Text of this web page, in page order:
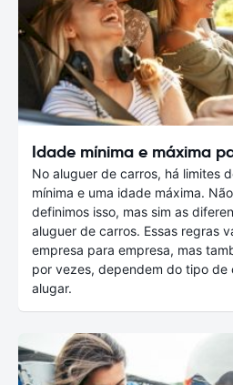
Idade mínima e máxima
No aluguer de carros, há limites
mínima e uma idade máxima.
definimos isso, mas sim as
aluguer de carros. Essas regras
empresa para empresa, mas
por vezes, dependem do tipo de
alugar.